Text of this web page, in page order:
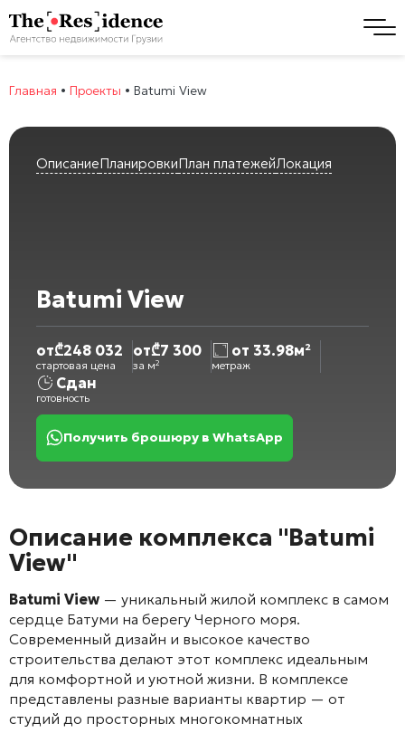
Главная • Проекты • Batumi View
ОписаниеПланировкиПлан платежейЛокация
Batumi View
от₾248 032
стартовая цена
от₾7 300
за м²
от 33.98м²
метраж
Сдан
готовность
Получить брошюру в WhatsApp
Описание комплекса "Batumi
View"
Batumi View — уникальный жилой комплекс в самом
сердце Батуми на берегу Черного моря.
Современный дизайн и высокое качество
строительства делают этот комплекс идеальным
для комфортной и уютной жизни. В комплексе
представлены разные варианты квартир — от
студий до просторных многокомнатных